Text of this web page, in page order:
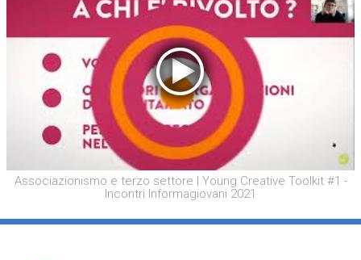
Associazionismo e terzo settore | Young Creative Toolkit #1 -
Incontri Informagiovani 2021